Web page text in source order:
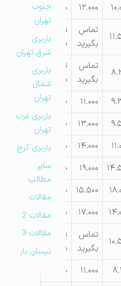
۱۲.۰۰۰ ۱۴.۰۰۰
تماس
بگیرید
تماس
بگیرید
تماس
بگیرید
تماس
بگیرید
۱۱.۰۰۰
۱۳.۵۰۰
۱۳.۰۰۰
۱۷.۰۰۰
۱۴.۰۰۰
۱۸.۰۰۰
۱۹.۰۰۰
۲۶.۰۰۰
۱۵.۵۰۰
۱۹.۰۰۰
۱۷.۰۰۰ ۲۲.۰۰۰
تماس
بگیرید
تماس
بگیرید
۱۱.۰۰۰
۱۴.۵۰۰
جنوب
تهران
باربری
شرق تهران
باربری
شمال
تهران
باربری غرب
تهران
باربری کرج
سایر
مطالب
مقالات
مقالات 2
مقالات 3
نیسان بار